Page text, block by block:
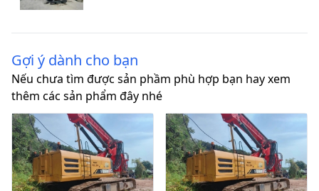
Gợi ý dành cho bạn
Nếu chưa tìm được sản phầm phù hợp bạn hay xem
thêm các sản phẩm đây nhé